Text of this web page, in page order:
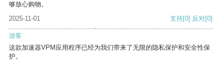
够放心购物。
2025-11-01
支持[0] 反对[0]
游客
这款加速器VPM应用程序已经为我们带来了无限的隐私保护和安全性保
护。